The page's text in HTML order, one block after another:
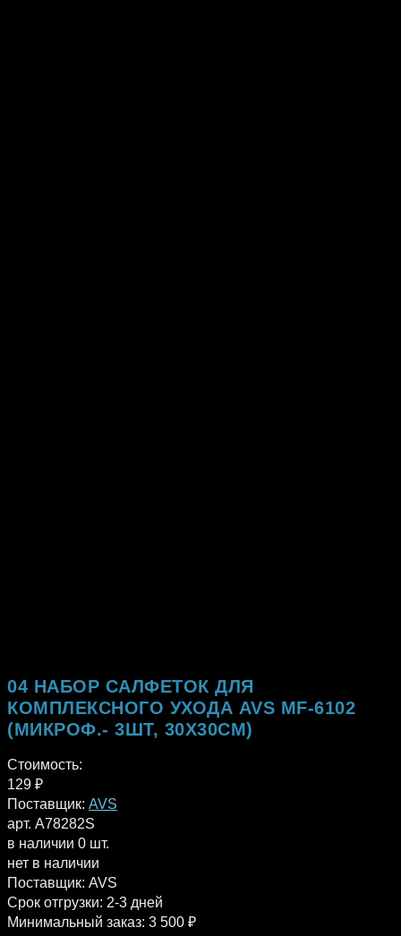
04 НАБОР САЛФЕТОК ДЛЯ
КОМПЛЕКСНОГО УХОДА AVS MF-6102
(МИКРОФ.- 3ШТ, 30Х30СМ)
Стоимость:
129 ₽
Поставщик: AVS
арт. A78282S
в наличии 0 шт.
нет в наличии
Поставщик: AVS
Срок отгрузки: 2-3 дней
Минимальный заказ: 3 500 ₽